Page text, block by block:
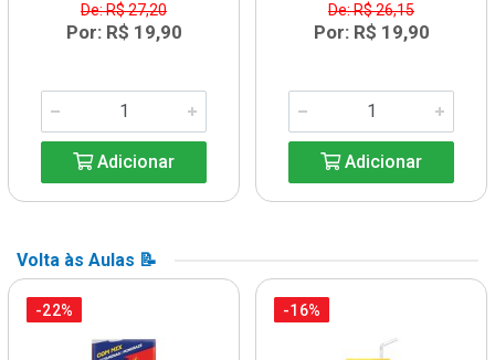
De: R$ 27,20
Por: R$ 19,90
Adicionar
De: R$ 26,15
Por: R$ 19,90
Adicionar
Volta às Aulas 📝
-22% -16%